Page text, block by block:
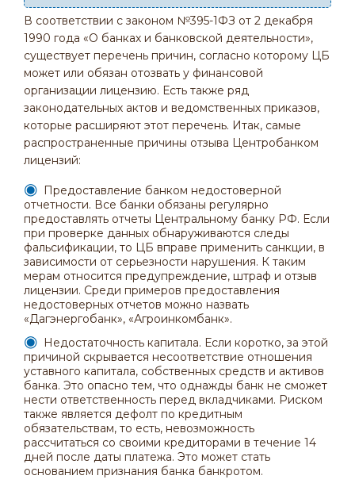
В соответствии с законом №395-1ФЗ от 2 декабря
1990 года «О банках и банковской деятельности»,
существует перечень причин, согласно которому ЦБ
может или обязан отозвать у финансовой
организации лицензию. Есть также ряд
законодательных актов и ведомственных приказов,
которые расширяют этот перечень. Итак, самые
распространенные причины отзыва Центробанком
лицензий:
Предоставление банком недостоверной
отчетности. Все банки обязаны регулярно
предоставлять отчеты Центральному банку РФ. Если
при проверке данных обнаруживаются следы
фальсификации, то ЦБ вправе применить санкции, в
зависимости от серьезности нарушения. К таким
мерам относится предупреждение, штраф и отзыв
лицензии. Среди примеров предоставления
недостоверных отчетов можно назвать
«Дагэнергобанк», «Агроинкомбанк».
Недостаточность капитала. Если коротко, за этой
причиной скрывается несоответствие отношения
уставного капитала, собственных средств и активов
банка. Это опасно тем, что однажды банк не сможет
нести ответственность перед вкладчиками. Риском
также является дефолт по кредитным
обязательствам, то есть, невозможность
рассчитаться со своими кредиторами в течение 14
дней после даты платежа. Это может стать
основанием признания банка банкротом.